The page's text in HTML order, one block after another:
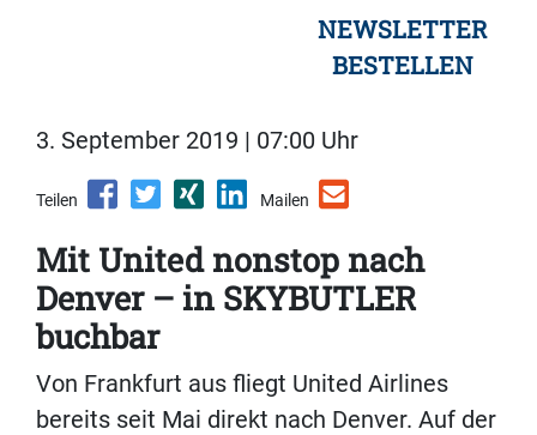
NEWSLETTER
BESTELLEN
3. September 2019 | 07:00 Uhr
Teilen Mailen
Mit United nonstop nach
Denver – in SKYBUTLER
buchbar
Von Frankfurt aus fliegt United Airlines
bereits seit Mai direkt nach Denver. Auf der